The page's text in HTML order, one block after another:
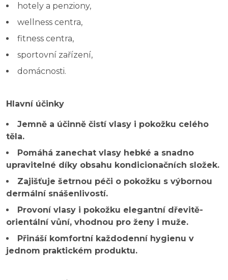
hotely a penziony,
wellness centra,
fitness centra,
sportovní zařízení,
domácnosti.
Hlavní účinky
Jemně a účinně čistí vlasy i pokožku celého
těla.
Pomáhá zanechat vlasy hebké a snadno
upravitelné díky obsahu kondicionačních složek.
Zajišťuje šetrnou péči o pokožku s výbornou
dermální snášenlivostí.
Provoní vlasy i pokožku elegantní dřevitě-
orientální vůní, vhodnou pro ženy i muže.
Přináší komfortní každodenní hygienu v
jednom praktickém produktu.